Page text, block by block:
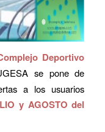
Deportivo
se pone de
a los usuarios
y AGOSTO del